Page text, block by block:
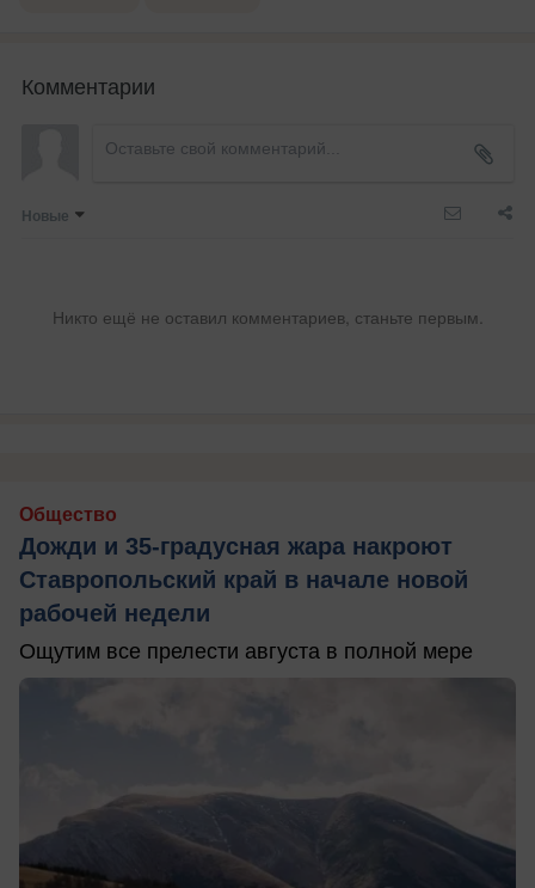
Комментарии
Новые
Никто ещё не оставил комментариев, станьте первым.
Общество
Дожди и 35-градусная жара накроют
Ставропольский край в начале новой
рабочей недели
Ощутим все прелести августа в полной мере